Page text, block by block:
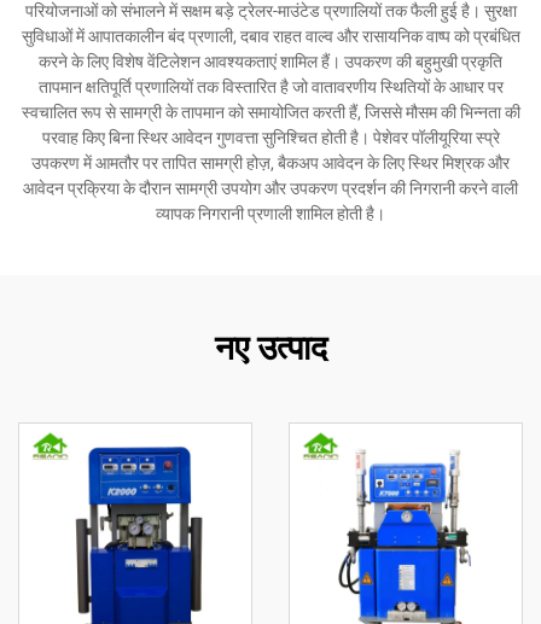
परियोजनाओं को संभालने में सक्षम बड़े ट्रेलर-माउंटेड प्रणालियों तक फैली हुई है। सुरक्षा
सुविधाओं में आपातकालीन बंद प्रणाली, दबाव राहत वाल्व और रासायनिक वाष्प को प्रबंधित
करने के लिए विशेष वेंटिलेशन आवश्यकताएं शामिल हैं। उपकरण की बहुमुखी प्रकृति
तापमान क्षतिपूर्ति प्रणालियों तक विस्तारित है जो वातावरणीय स्थितियों के आधार पर
स्वचालित रूप से सामग्री के तापमान को समायोजित करती हैं, जिससे मौसम की भिन्नता की
परवाह किए बिना स्थिर आवेदन गुणवत्ता सुनिश्चित होती है। पेशेवर पॉलीयूरिया स्प्रे
उपकरण में आमतौर पर तापित सामग्री होज़, बैकअप आवेदन के लिए स्थिर मिश्रक और
आवेदन प्रक्रिया के दौरान सामग्री उपयोग और उपकरण प्रदर्शन की निगरानी करने वाली
व्यापक निगरानी प्रणाली शामिल होती है।
नए उत्पाद